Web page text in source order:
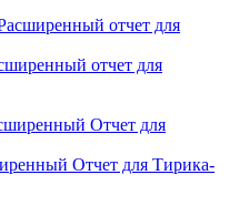
отчет для
Отчет для Тирика-